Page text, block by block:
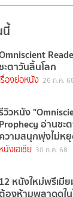
ะตาวันสิ้นโลก
เรื่องย่อหนัง 26 ก.ค.
วิวหนัง
Prophecy อ่านชะ
ความสนุกพุ่งไม่ห
หนังเอเชีย 30 ก.ค. 68
12 หนังใหม่พรีเมี
องห้ามพลาดดูใ